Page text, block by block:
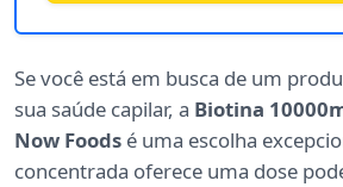
Se você está em busca de um
sua saúde capilar, a Biotina
Now Foods é uma escolha
concentrada oferece uma dose